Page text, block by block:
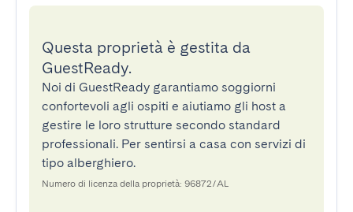
Questa proprietà è gestita da
GuestReady.
Noi di GuestReady garantiamo soggiorni
confortevoli agli ospiti e aiutiamo gli host a
gestire le loro strutture secondo standard
professionali. Per sentirsi a casa con servizi di
tipo alberghiero.
Numero di licenza della proprietà: 96872/AL